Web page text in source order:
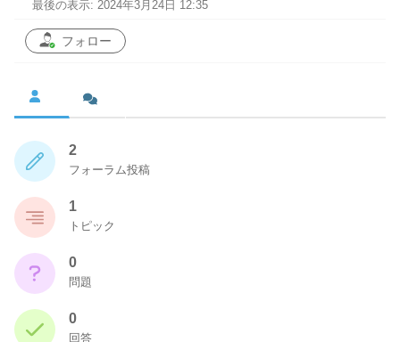
最後の表示: 2024年3月24日 12:35
フォロー
2
フォーラム投稿
1
トピック
0
問題
0
回答